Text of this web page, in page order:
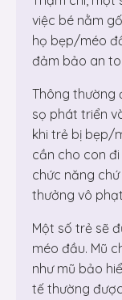
việc bé nằm
họ bẹp/méo
đảm bảo an
Thông thường
sọ phát triển
khi trẻ bị bẹp/
cần cho con
chức năng
thưởng vô
Một số trẻ sẽ
méo đầu. Mũ
như mũ bảo
tế thường